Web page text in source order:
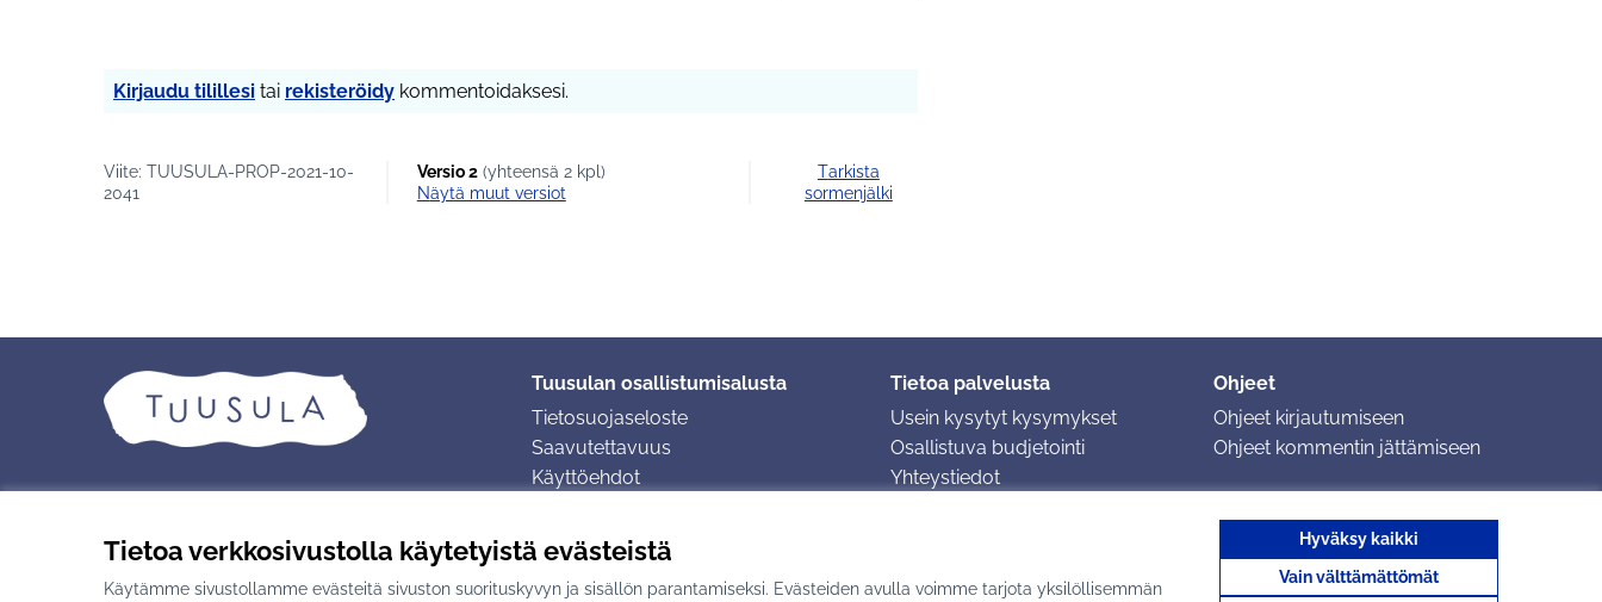
Tietoa verkkosivustolla käytetyistä evästeistä
Käytämme sivustollamme evästeitä sivuston suorituskyvyn ja sisällön parantamiseksi. Evästeiden avulla voimme tarjota yksilöllisemmän
Hyväksy kaikki
Vain välttämättömät
Kirjaudu tilillesi tai rekisteröidy kommentoidaksesi.
Viite: TUUSULA-PROP-2021-10-
2041
Versio 2(yhteensä 2 kpl)
näytä muut versiot
Tarkista
sormenjälki
Tuusulan osallistumisalusta
Tietosuojaseloste
Saavutettavuus
Käyttöehdot
Tietoa palvelusta
Usein kysytyt kysymykset
Osallistuva budjetointi
Yhteystiedot
Ohjeet
Ohjeet kirjautumiseen
Ohjeet kommentin jättämiseen